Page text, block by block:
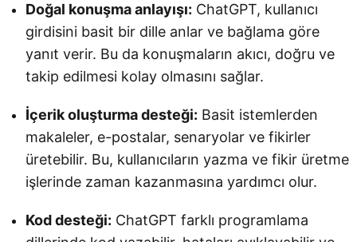
Doğal konuşma anlayışı: ChatGPT, kullanıcı
girdisini basit bir dille anlar ve bağlama göre
yanıt verir. Bu da konuşmaların akıcı, doğru ve
takip edilmesi kolay olmasını sağlar.
İçerik oluşturma desteği: Basit istemlerden
makaleler, e-postalar, senaryolar ve fikirler
üretebilir. Bu, kullanıcıların yazma ve fikir üretme
işlerinde zaman kazanmasına yardımcı olur.
Kod desteği: ChatGPT farklı programlama